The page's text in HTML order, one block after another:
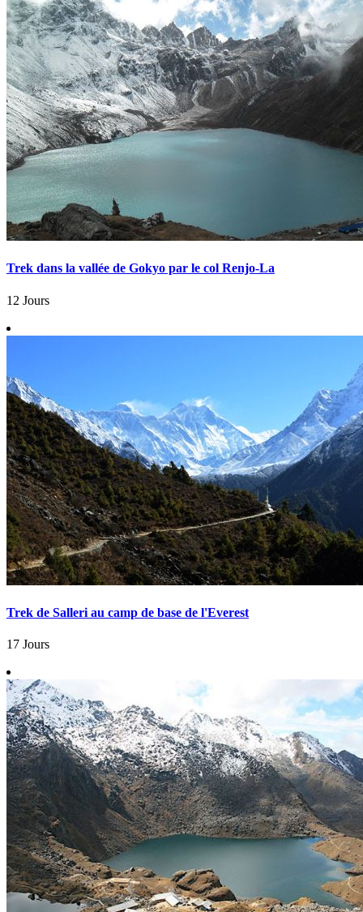
Trek dans la vallée de Gokyo par le col Renjo-La
12 Jours
Trek de Salleri au camp de base de l'Everest
17 Jours